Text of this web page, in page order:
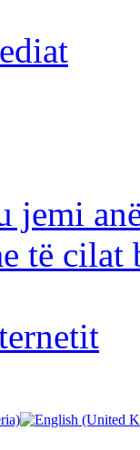
jemi
të cilat